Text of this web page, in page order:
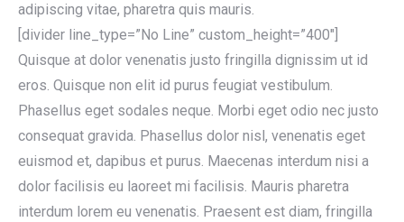
adipiscing vitae, pharetra quis mauris.
[divider line_type=”No Line” custom_height=”400″]
Quisque at dolor venenatis justo fringilla dignissim ut id
eros. Quisque non elit id purus feugiat vestibulum.
Phasellus eget sodales neque. Morbi eget odio nec justo
consequat gravida. Phasellus dolor nisl, venenatis eget
euismod et, dapibus et purus. Maecenas interdum nisi a
dolor facilisis eu laoreet mi facilisis. Mauris pharetra
interdum lorem eu venenatis. Praesent est diam, fringilla